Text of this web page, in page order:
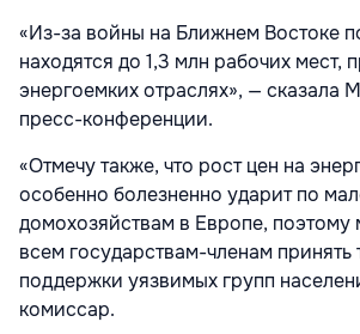
«Из-за войны на Ближнем Востоке
находятся до 1,3 млн рабочих мест,
энергоемких отраслях», — сказала
пресс-конференции.
«Отмечу также, что рост цен на
особенно болезненно ударит по
домохозяйствам в Европе,
всем государствам-членам
поддержки уязвимых групп
комиссар.